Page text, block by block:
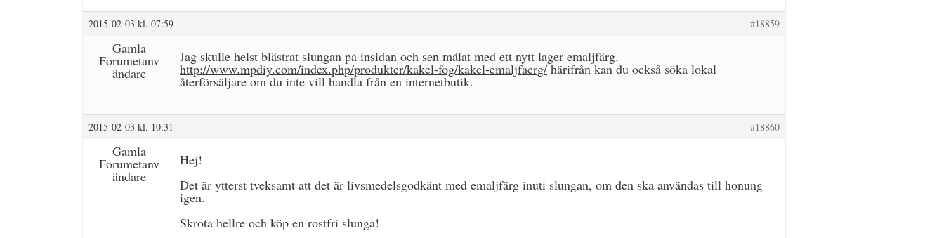
2015-02-03 kl. 07:59 #18859
Gamla
Forumetanv
ändare
Jag skulle helst blästrat slungan på insidan och sen målat med ett nytt lager emaljfärg.
http://www.mpdiy.com/index.php/produkter/kakel-fog/kakel-emaljfaerg/härifrån kan du också söka lokal
återförsäljare om du inte vill handla från en internetbutik.
2015-02-03 kl. 10:31 #18860
Gamla
Forumetanv
ändare
Hej!
Det är ytterst tveksamt att det är livsmedelsgodkänt med emaljfärg inuti slungan, om den ska användas till honung
igen.
Skrota hellre och köp en rostfri slunga!